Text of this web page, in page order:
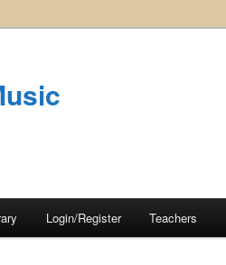
Login/Register Teachers